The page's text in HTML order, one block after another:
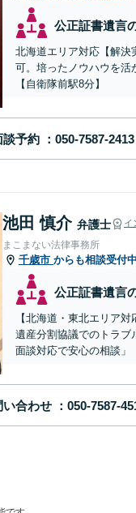
公正証書遺言
北海道エリア対応【解決
可。培ったノウハウを活
【自衛隊前駅8分】
談予約
池田 慎介 弁護士 イ
まこまない法律事務所
千歳市 からも相談受付中
公正証書遺言
【北海道・東北エリア
遺産分割協議でのトラブ
面談対応で安心の相談」
い合わせ